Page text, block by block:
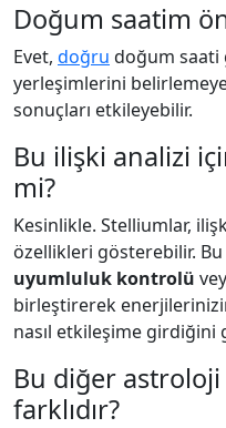
Doğum saatim
Evet, doğru doğum saati
yerleşimlerini belirlemeye
sonuçları etkileyebilir.
Bu ilişki analizi
mi?
Kesinlikle. Stelliumlar,
özellikleri gösterebilir. Bu
uyumluluk kontrolü
birleştirerek
nasıl etkileşime girdiğini
Bu diğer astroloji
farklıdır?